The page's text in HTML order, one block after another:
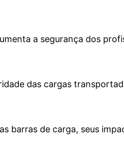
a segurança dos
das cargas
barras de carga, seus